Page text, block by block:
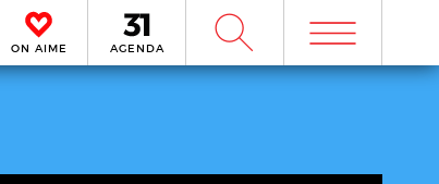
ON AIME AGENDA W m